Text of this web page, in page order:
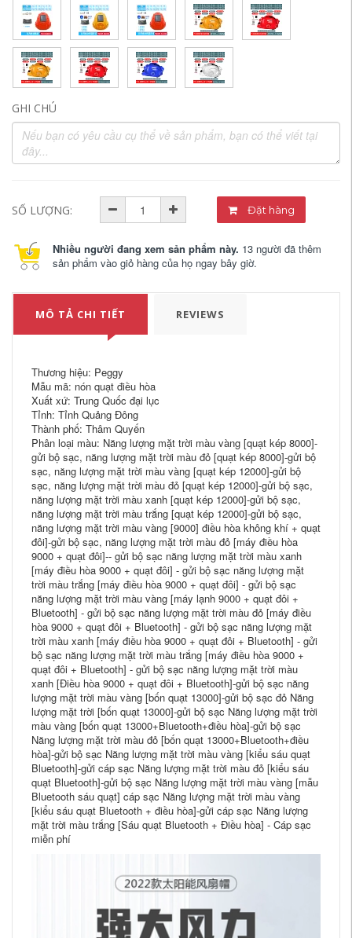
GHI CHÚ
SỐ LƯỢNG: Đặt hàng
Nhiều người đang xem sản phẩm này. 13 người đã thêm
sản phẩm vào giỏ hàng của họ ngay bây giờ.
MÔ TẢ CHI TIẾT REVIEWS
Thương hiệu: Peggy
Mẫu mã: nón quạt điều hòa
Xuất xứ: Trung Quốc đại lục
Tỉnh: Tỉnh Quảng Đông
Thành phố: Thâm Quyến
Phân loại màu: Năng lượng mặt trời màu vàng [quạt kép 8000]-
gửi bộ sạc, năng lượng mặt trời màu đỏ [quạt kép 8000]-gửi bộ
sạc, năng lượng mặt trời màu vàng [quạt kép 12000]-gửi bộ
sạc, năng lượng mặt trời màu đỏ [quạt kép 12000]-gửi bộ sạc,
năng lượng mặt trời màu xanh [quạt kép 12000]-gửi bộ sạc,
năng lượng mặt trời màu trắng [quạt kép 12000]-gửi bộ sạc,
năng lượng mặt trời màu vàng [9000] điều hòa không khí + quạt
đôi]-gửi bộ sạc, năng lượng mặt trời màu đỏ [máy điều hòa
9000 + quạt đôi]-- gửi bộ sạc năng lượng mặt trời màu xanh
[máy điều hòa 9000 + quạt đôi] - gửi bộ sạc năng lượng mặt
trời màu trắng [máy điều hòa 9000 + quạt đôi] - gửi bộ sạc
năng lượng mặt trời màu vàng [máy lạnh 9000 + quạt đôi +
Bluetooth] - gửi bộ sạc năng lượng mặt trời màu đỏ [máy điều
hòa 9000 + quạt đôi + Bluetooth] - gửi bộ sạc năng lượng mặt
trời màu xanh [máy điều hòa 9000 + quạt đôi + Bluetooth] - gửi
bộ sạc năng lượng mặt trời màu trắng [máy điều hòa 9000 +
quạt đôi + Bluetooth] - gửi bộ sạc năng lượng mặt trời màu
xanh [Điều hòa 9000 + quạt đôi + Bluetooth]-gửi bộ sạc năng
lượng mặt trời màu vàng [bốn quạt 13000]-gửi bộ sạc đỏ Năng
lượng mặt trời [bốn quạt 13000]-gửi bộ sạc Năng lượng mặt trời
màu vàng [bốn quạt 13000+Bluetooth+điều hòa]-gửi bộ sạc
Năng lượng mặt trời màu đỏ [bốn quạt 13000+Bluetooth+điều
hòa]-gửi bộ sạc Năng lượng mặt trời màu vàng [kiểu sáu quạt
Bluetooth]-gửi cáp sạc Năng lượng mặt trời màu đỏ [kiểu sáu
quạt Bluetooth]-gửi bộ sạc Năng lượng mặt trời màu vàng [mẫu
Bluetooth sáu quạt] cáp sạc Năng lượng mặt trời màu vàng
[kiểu sáu quạt Bluetooth + điều hòa]-gửi cáp sạc Năng lượng
mặt trời màu trắng [Sáu quạt Bluetooth + Điều hòa] - Cáp sạc
miễn phí